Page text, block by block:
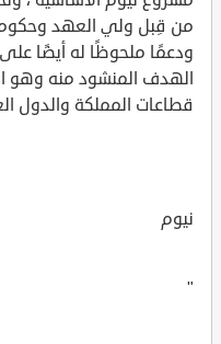
من قِبل ولي العهد
ودعمًا ملحوظًا له أيضًا
الهدف المنشود منه وهو
قطاعات المملكة والدول
نيوم
"